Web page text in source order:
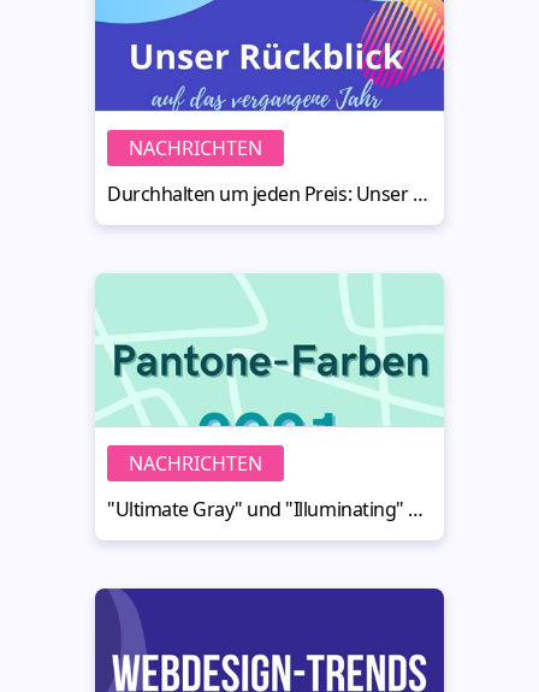
NACHRICHTEN
Durchhalten um jeden Preis: Unser Rückblick auf 2020
NACHRICHTEN
"Ultimate Gray" und "Illuminating" sind neue Pantone-Farben 2021